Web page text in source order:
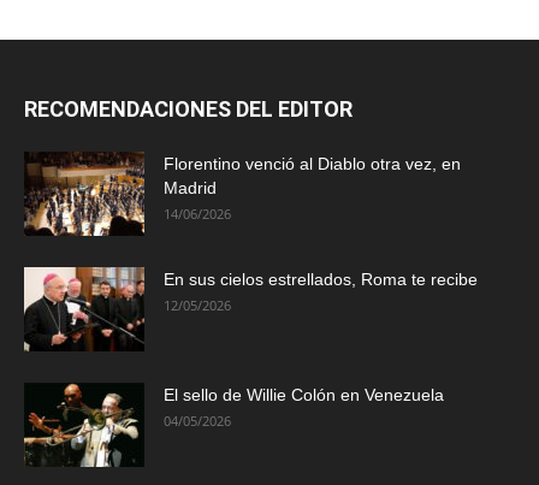
RECOMENDACIONES DEL EDITOR
Florentino venció al Diablo otra vez, en
Madrid
14/06/2026
En sus cielos estrellados, Roma te recibe
12/05/2026
El sello de Willie Colón en Venezuela
04/05/2026